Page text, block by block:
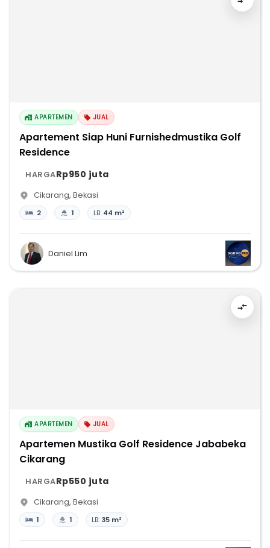
APARTEMEN JUAL
Apartement Siap Huni Furnishedmustika Golf
Residence
HARGARp950 juta
Cikarang, Bekasi
2 1 LB: 44 m²
Daniel Lim
APARTEMEN JUAL
Apartemen Mustika Golf Residence Jababeka
Cikarang
HARGARp550 juta
Cikarang, Bekasi
1 1 LB: 35 m²